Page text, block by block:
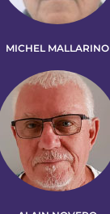
MICHEL MALLARINO